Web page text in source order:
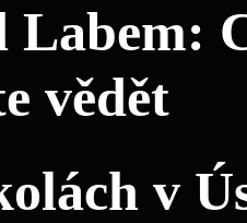
Labem:
vědět
v